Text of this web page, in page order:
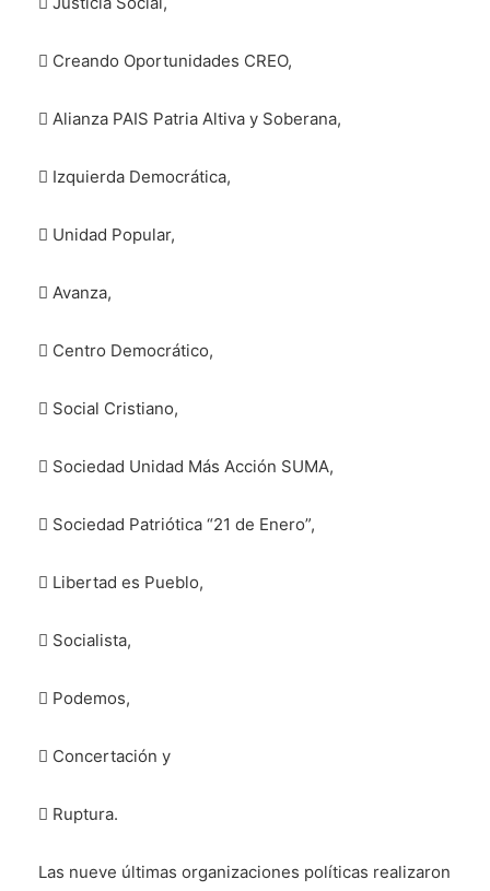
 Creando Oportunidades CREO,
 Alianza PAIS Patria Altiva y Soberana,
 Izquierda Democrática,
 Unidad Popular,
 Avanza,
 Centro Democrático,
 Social Cristiano,
 Sociedad Unidad Más Acción SUMA,
 Sociedad Patriótica “21 de Enero”,
 Libertad es Pueblo,
 Socialista,
 Podemos,
 Concertación y
 Ruptura.
Las nueve últimas organizaciones políticas realizaron